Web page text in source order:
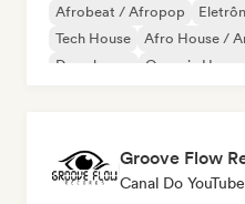
Afrobeat / Afropop
Tech House
Afro House /
Deep house
Organic
Groove Flow